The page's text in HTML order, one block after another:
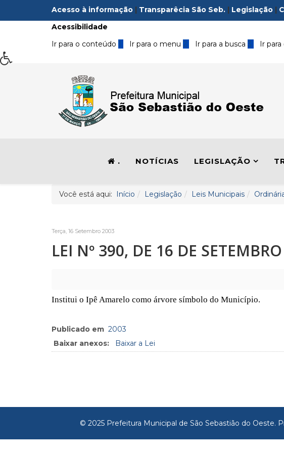
Acesso à informação | Transparêcia São Seb. | Legislação |
Acessibilidade
Ir para o conteúdo 1 Ir para o menu 2 Ir para a busca3 Ir
. NOTÍCIAS LEGISLAÇÃO
Você está aqui: Início Legislação Leis Municipais
Terça, 16 Setembro 2003
LEI Nº 390, DE 16 DE
Institui o Ipê Amarelo como árvore símbolo do Município.
Publicado em 2003
Baixar anexos:
Baixar a Lei
© 2025 Prefeitura Municipal de São Sebastião do Oeste.